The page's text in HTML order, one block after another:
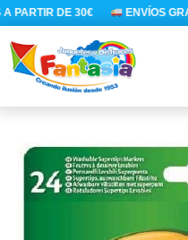
Ir
al
contenido
PARTIR DE 30€ ENVÍOS